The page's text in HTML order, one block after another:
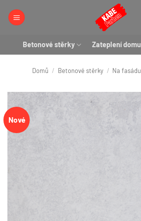
Betonové stěrky Zateplení domu
Domů / Betonové stěrky / Na fasádu
Nové